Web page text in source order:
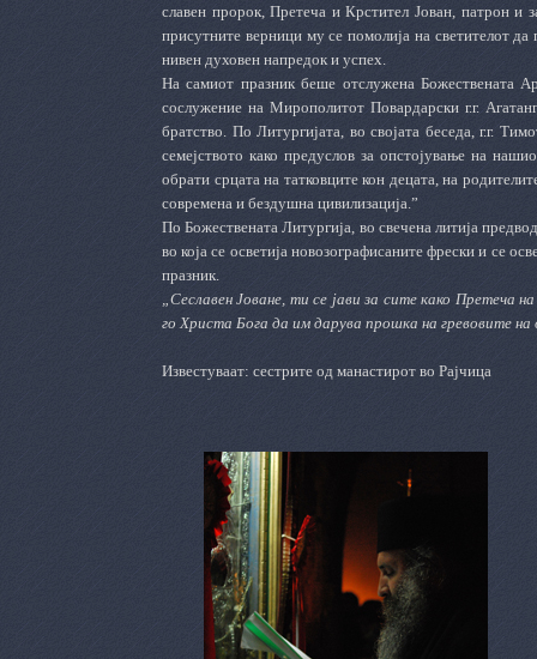
славен пророк, Претеча и Крстител Јован, патрон и
присутните верници му се помолија на светителот
нивен духовен напредок и успех.
На самиот празник беше отслужена Божествената
сослужение на Мирополитот Повардарски г.г.
братство. По Литургијата, во својата беседа, г.г.
семејството како предуслов за опстојување на
обрати срцата на татковците кон децата, на
современа и бездушна цивилизација.”
По Божествената Литургија, во свечена литија
во која се осветија новозографисаните фрески и се
празник.
„Сеславен Јоване, ти се јави за сите како
го Христа Бога да им дарува прошка на гревовите
Известуваат: сестрите од манастирот во Рајчица